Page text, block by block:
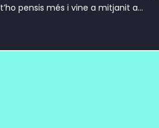
t’ho pensis més i vine a mitjanit a...